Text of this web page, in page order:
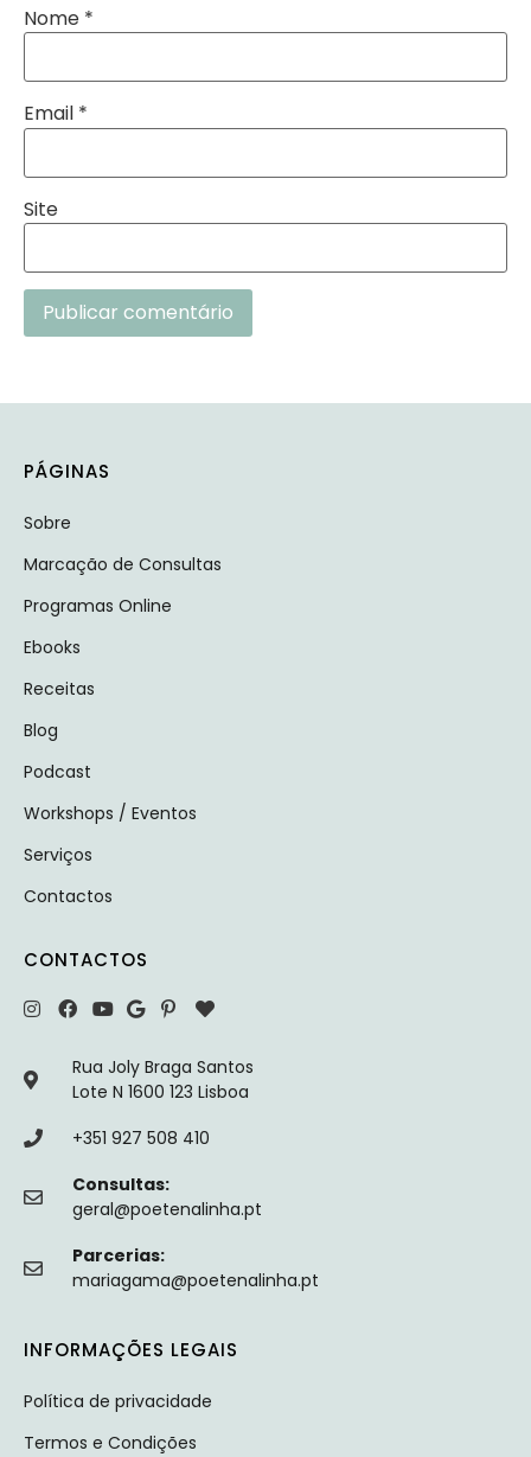
Nome *
Email *
Site
PÁGINAS
Sobre
Marcação de Consultas
Programas Online
Ebooks
Receitas
Blog
Podcast
Workshops / Eventos
Serviços
Contactos
CONTACTOS
Rua Joly Braga Santos
Lote N 1600 123 Lisboa
+351 927 508 410
Consultas:
geral@poetenalinha.pt
Parcerias:
mariagama@poetenalinha.pt
INFORMAÇÕES LEGAIS
Política de privacidade
Termos e Condições